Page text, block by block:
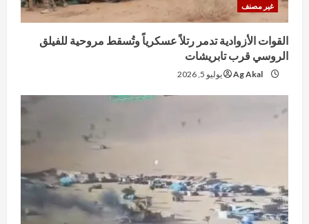
غير مصنف
القوات الأزوادية تدمر رتلاً عسكرياً وتُسقط مروحية للفيلق
الروسي قرب تابريشات
Ag Akal يوليو 5, 2026